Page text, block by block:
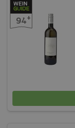
94+